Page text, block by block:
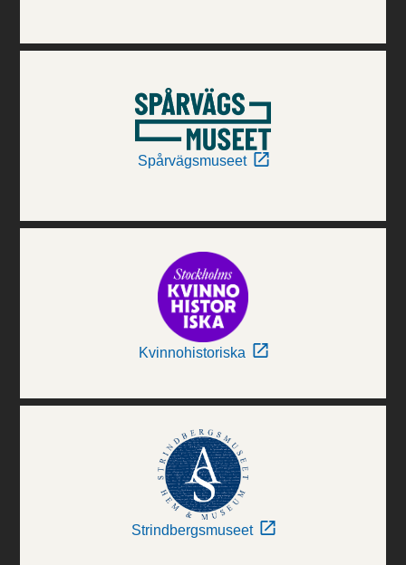
Spårvägsmuseet
Kvinnohistoriska
Strindbergsmuseet